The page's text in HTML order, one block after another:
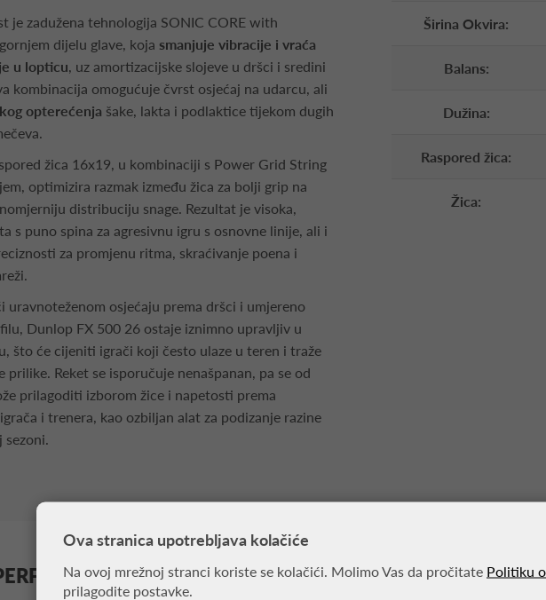
je zadužena tehnologija SONIC CORE with
dijelu glave, koja smanjuje vibracije i vraća
u lopticu, uz amortizacijske slojeve u dršci i sredini
kombinacija omogućuje čvrst osjećaj na udarcu, ali
opterećenja šake, lakta i podlaktice tijekom dugih
žica 16x19, u kombinaciji s Power Grid String
optimizira razmak između žica za bolji grip na
distribuciju snage. Rezultat je visoka,
s puno spina za agresivnu igru s osnovne linije, ali i
za promjenu ritma, skraćivanje poena i
uravnoteženom osjećaju prema dršci i umjereno
Dunlop FX 500 26 ostaje iznimno upravljiv u
što će cijeniti igrači koji često ulaze u teren i traže
prilike. Reket se isporučuje nenašpanan, pa se od
prilagoditi izborom žice i napetosti prema
i trenera, kao ozbiljan alat za podizanje razine
sezoni.
Širina Okvira:
Balans:
Dužina:
Raspored žica:
Žica:
Ova stranica upotrebljava kolačiće
Na ovoj mrežnoj stranci koriste se kolačići. Molimo Vas da pročitate Politiku
prilagodite postavke.